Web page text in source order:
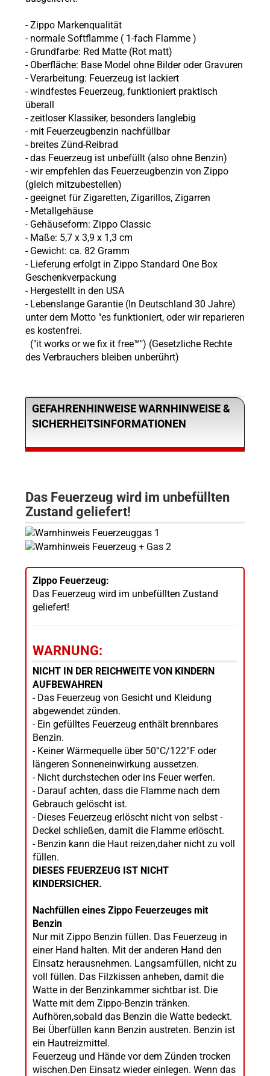
-ZippoMarkenqualität
- normale Softflamme (1-fach Flamme )
- Grundfarbe: Red Matte (Rot matt)
- Oberfläche: Base Model ohne Bilder oder Gravuren
- Verarbeitung: Feuerzeug ist lackiert
- windfestes Feuerzeug, funktioniert praktisch
überall
-zeitloser Klassiker, besonders langlebig
- mit Feuerzeugbenzin nachfüllbar
- breites Zünd-Reibrad
- das Feuerzeug ist unbefüllt (also ohne Benzin)
- wir empfehlen das Feuerzeugbenzin von Zippo
(gleich mitzubestellen)
- geeignet für Zigaretten, Zigarillos, Zigarren
- Metallgehäuse
- Gehäuseform: Zippo Classic
- Maße: 5,7 x 3,9 x 1,3 cm
- Gewicht: ca. 82 Gramm
- Lieferung erfolgt in Zippo Standard One Box
Geschenkverpackung
- Hergestellt in den USA
- Lebenslange Garantie (In Deutschland 30 Jahre)
unter dem Motto "es funktioniert, oder wir reparieren
es kostenfrei.
("it works or we fix it free™") (Gesetzliche Rechte
des Verbrauchers bleiben unberührt)
GEFAHRENHINWEISE WARNHINWEISE &
SICHERHEITSINFORMATIONEN
Das Feuerzeug wird im unbefüllten
Zustand geliefert!
Zippo Feuerzeug:
Das Feuerzeug wird im unbefüllten Zustand
geliefert!
WARNUNG:
NICHT IN DER REICHWEITE VON KINDERN
AUFBEWAHREN
- Das Feuerzeug von Gesicht und Kleidung
abgewendet zünden.
- Ein gefülltes Feuerzeug enthält brennbares
Benzin.
- Keiner Wärmequelle über 50°C/122°F oder
längeren Sonneneinwirkung aussetzen.
- Nicht durchstechen oder ins Feuer werfen.
- Darauf achten, dass die Flamme nach dem
Gebrauch gelöscht ist.
- Dieses Feuerzeug erlöscht nicht von selbst -
Deckel schließen, damit die Flamme erlöscht.
- Benzin kann die Haut reizen,daher nicht zu voll
füllen.
DIESES FEUERZEUG IST NICHT
KINDERSICHER.
Nachfüllen eines Zippo Feuerzeuges mit
Benzin
Nur mit Zippo Benzin füllen. Das Feuerzeug in
einer Hand halten. Mit der anderen Hand den
Einsatz herausnehmen. Langsamfüllen, nicht zu
voll füllen. Das Filzkissen anheben, damit die
Watte in der Benzinkammer sichtbar ist. Die
Watte mit dem Zippo-Benzin tränken.
Aufhören,sobald das Benzin die Watte bedeckt.
Bei Überfüllen kann Benzin austreten. Benzin ist
ein Hautreizmittel.
Feuerzeug und Hände vor dem Zünden trocken
wischen.Den Einsatz wieder einlegen. Wenn das